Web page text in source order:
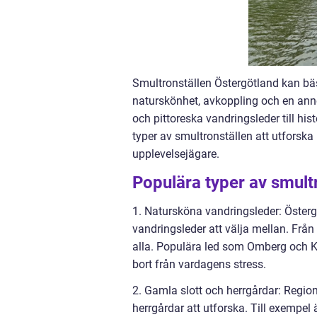
Smultronställen Östergötland kan
naturskönhet, avkoppling och en
och pittoreska vandringsleder till
typer av smultronställen att
upplevelsejägare.
Populära typer av
1. Natursköna vandringsleder:
vandringsleder att välja mellan.
alla. Populära led som Omberg och
bort från vardagens stress.
2. Gamla slott och herrgårdar:
herrgårdar att utforska. Till